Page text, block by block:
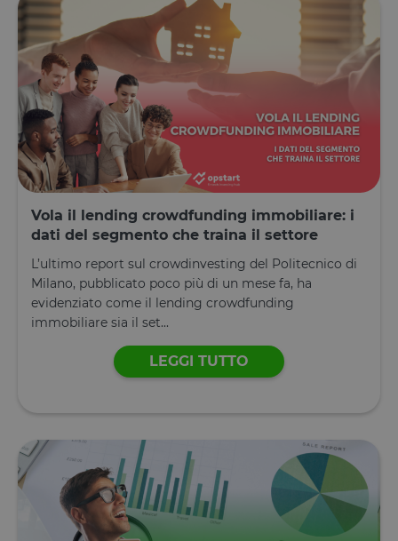
Vola il lending crowdfunding immobiliare: i
dati del segmento che traina il settore
L’ultimo report sul crowdinvesting del Politecnico di
Milano, pubblicato poco più di un mese fa, ha
evidenziato come il lending crowdfunding
immobiliare sia il set...
LEGGI TUTTO